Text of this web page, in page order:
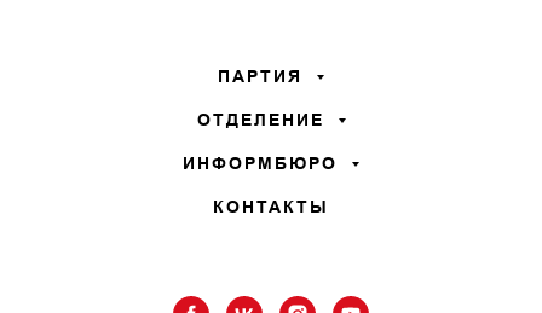
ПАРТИЯ
ОТДЕЛЕНИЕ
ИНФОРМБЮРО
КОНТАКТЫ